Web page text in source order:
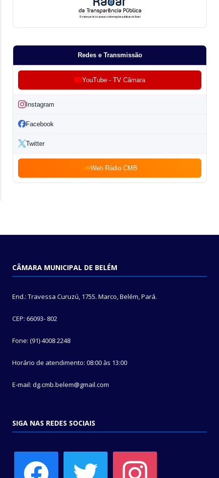
Redes e Transmissão
YouTube - TV Câmara
Instagram
Facebook
Twitter
Web Rádio CMB
CÂMARA MUNICIPAL DE BELÉM
End.: Travessa Curuzú, 1755. Marco, Belém, Pará.
CEP: 66093- 802
Fone: (91) 4008 2248
Horário de atendimento: 08:00 às 13:00
E-mail: dg.cmb.belem@gmail.com
SIGA NAS REDES SOCIAIS